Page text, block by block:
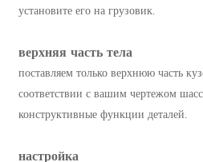
установите его на грузовик.
верхняя часть тела
поставляем только верхнюю часть
соответствии с вашим чертежом
конструктивные функции деталей.
настройка